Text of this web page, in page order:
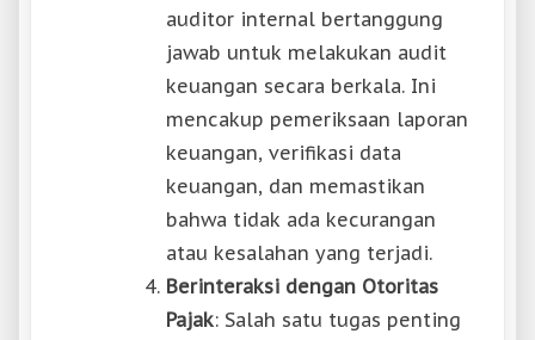
auditor internal bertanggung
jawab untuk melakukan audit
keuangan secara berkala. Ini
mencakup pemeriksaan laporan
keuangan, verifikasi data
keuangan, dan memastikan
bahwa tidak ada kecurangan
atau kesalahan yang terjadi.
Berinteraksi dengan Otoritas
Pajak: Salah satu tugas penting